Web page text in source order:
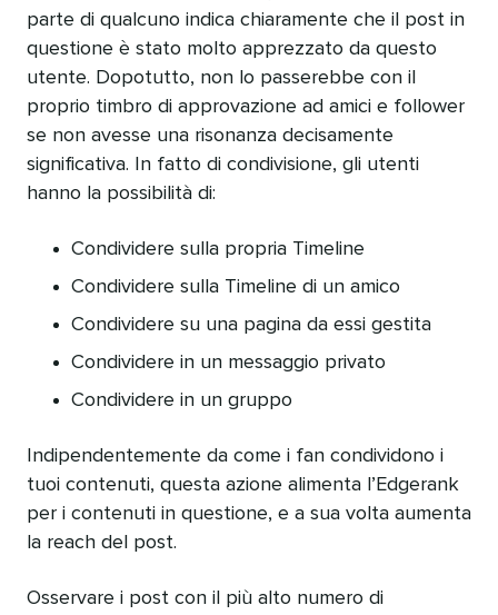
parte di qualcuno indica chiaramente che il post in
questione è stato molto apprezzato da questo
utente. Dopotutto, non lo passerebbe con il
proprio timbro di approvazione ad amici e follower
se non avesse una risonanza decisamente
significativa. In fatto di condivisione, gli utenti
hanno la possibilità di:
Condividere sulla propria Timeline
Condividere sulla Timeline di un amico
Condividere su una pagina da essi gestita
Condividere in un messaggio privato
Condividere in un gruppo
Indipendentemente da come i fan condividono i
tuoi contenuti, questa azione alimenta l’Edgerank
per i contenuti in questione, e a sua volta aumenta
la reach del post.
Osservare i post con il più alto numero di